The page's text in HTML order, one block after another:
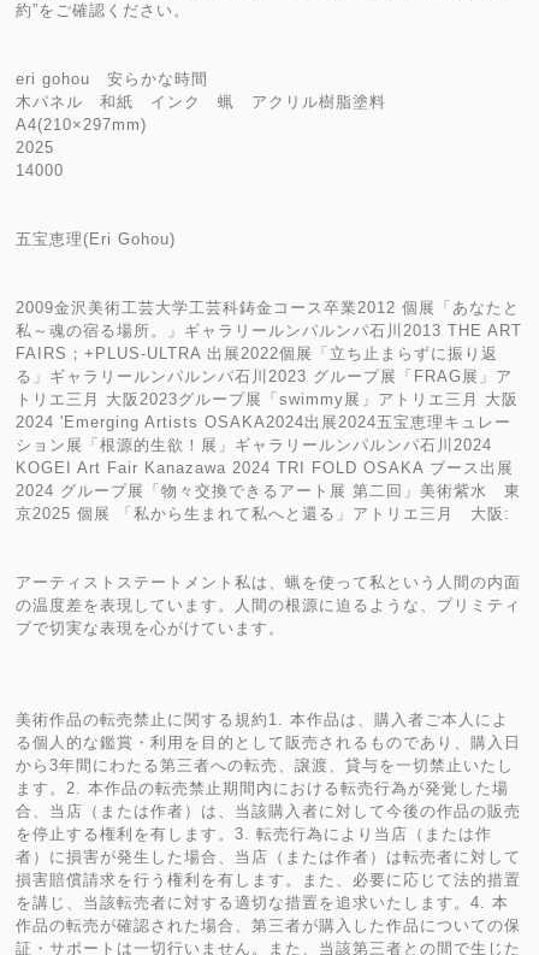
約”をご確認ください。
eri gohou 安らかな時間
木パネル 和紙 インク 蝋 アクリル樹脂塗料
A4(210×297mm)
2025
14000
五宝恵理(Eri Gohou)
2009金沢美術工芸大学工芸科鋳金コース卒業2012 個展「あなたと
私～魂の宿る場所。」ギャラリールンパルンパ石川2013 THE ART
FAIRS；+PLUS-ULTRA 出展2022個展「立ち止まらずに振り返
る」ギャラリールンパルンパ石川2023 グループ展「FRAG展」ア
トリエ三月 大阪2023グループ展「swimmy展」アトリエ三月 大阪
2024 'Emerging Artists OSAKA2024出展2024五宝恵理キュレー
ション展「根源的生欲！展」ギャラリールンパルンパ石川2024
KOGEI Art Fair Kanazawa 2024 TRI FOLD OSAKA ブース出展
2024 グループ展「物々交換できるアート展 第二回」美術紫水 東
京2025 個展 「私から生まれて私へと還る」アトリエ三月 大阪:
アーティストステートメント私は、蝋を使って私という人間の内面
の温度差を表現しています。人間の根源に迫るような、プリミティ
ブで切実な表現を心がけています。
美術作品の転売禁止に関する規約1. 本作品は、購入者ご本人によ
る個人的な鑑賞・利用を目的として販売されるものであり、購入日
から3年間にわたる第三者への転売、譲渡、貸与を一切禁止いたし
ます。2. 本作品の転売禁止期間内における転売行為が発覚した場
合、当店（または作者）は、当該購入者に対して今後の作品の販売
を停止する権利を有します。3. 転売行為により当店（または作
者）に損害が発生した場合、当店（または作者）は転売者に対して
損害賠償請求を行う権利を有します。また、必要に応じて法的措置
を講じ、当該転売者に対する適切な措置を追求いたします。4. 本
作品の転売が確認された場合、第三者が購入した作品についての保
証・サポートは一切行いません。また、当該第三者との間で生じた